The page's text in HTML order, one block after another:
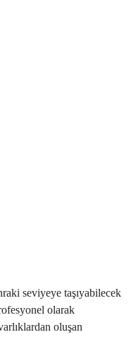
seviyeye taşıyabilecek
olarak
oluşan